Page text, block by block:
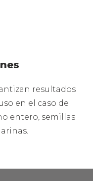
resultados
en el caso de
entero, semillas